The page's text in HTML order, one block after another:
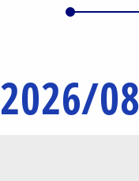
2026/08